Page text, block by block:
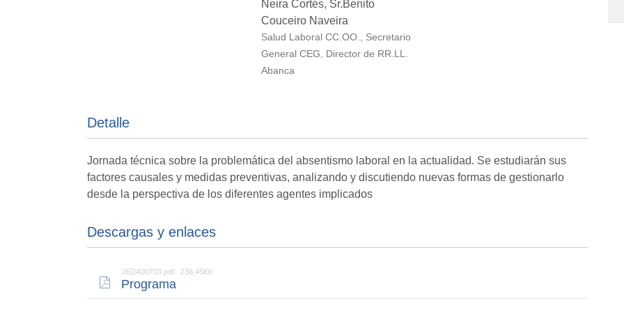
Neira Cortés, Sr.Benito
Couceiro Naveira
Salud Laboral CC.OO., Secretario
General CEG, Director de RR.LL.
Abanca
Detalle
Jornada técnica sobre la problemática del absentismo laboral en la actualidad. Se estudiarán sus
factores causales y medidas preventivas, analizando y discutiendo nuevas formas de gestionarlo
desde la perspectiva de los diferentes agentes implicados
Descargas y enlaces
JEDA00703.pdf: 236,45Kb
Programa